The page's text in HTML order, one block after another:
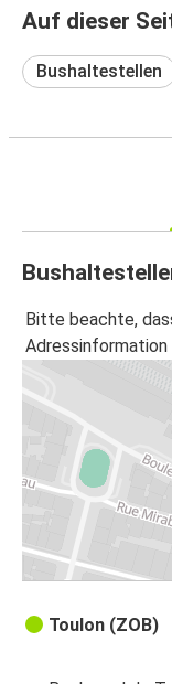
Auf dieser
Bushaltestellen
Bitte beachte,
Toulon (ZOB)